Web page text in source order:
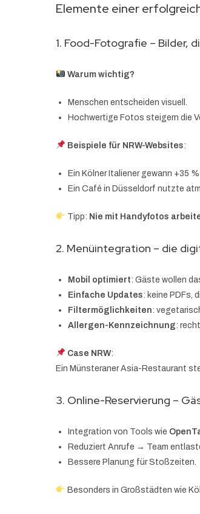
Elemente einer
1. Food-Fotografie – Bilder,
Warum wichtig?
Menschen entscheiden visuell.
Hochwertige Fotos steigern die
Beispiele für NRW-Websites:
Ein Kölner Italiener gewann +35
Ein Café in Düsseldorf nutzte
Tipp: Nie mit Handyfotos
2. Menüintegration – die
Mobil optimiert: Gäste wollen
Einfache Updates: keine PDFs,
Filtermöglichkeiten:
Allergen-Kennzeichnung:
Case NRW:
Ein Münsteraner Asia-Restaurant
3. Online-Reservierung –
Integration von Tools wie
Reduziert Anrufe → Team
Bessere Planung für Stoßzeiten.
Besonders in Großstädten wie